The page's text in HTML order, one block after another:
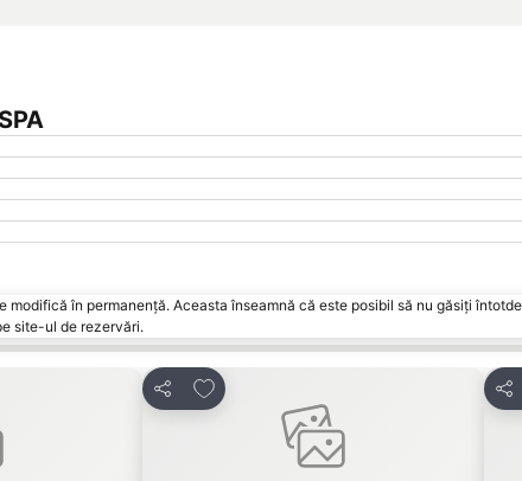
în permanență. Aceasta înseamnă că este posibil să nu găsiți
site-ul de rezervări.
Distribuiți
Adăugaţi la favorite